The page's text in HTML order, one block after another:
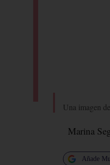
Una imagen
Marina
Añade